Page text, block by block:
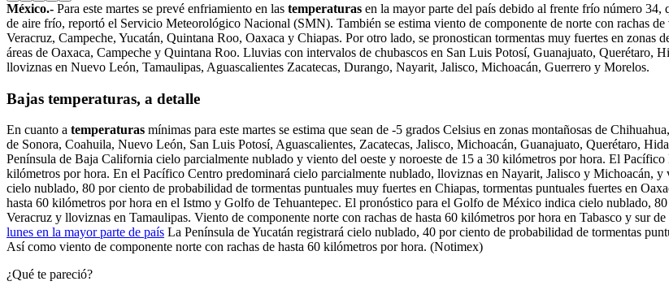
México.- Para este martes se prevé enfriamiento en las temperaturas en la mayor parte del país debido al frente frío número 34,
de aire frío, reportó el Servicio Meteorológico Nacional (SMN). También se estima viento de componente de norte con rachas
Veracruz, Campeche, Yucatán, Quintana Roo, Oaxaca y Chiapas. Por otro lado, se pronostican tormentas muy fuertes en zonas
áreas de Oaxaca, Campeche y Quintana Roo. Lluvias con intervalos de chubascos en San Luis Potosí, Guanajuato,
lloviznas en Nuevo León, Tamaulipas, Aguascalientes Zacatecas, Durango, Nayarit, Jalisco, Michoacán, Guerrero y Morelos.
Bajas temperaturas, a detalle
En cuanto a temperaturas mínimas para este martes se estima que sean de -5 grados Celsius en zonas montañosas de
de Sonora, Coahuila, Nuevo León, San Luis Potosí, Aguascalientes, Zacatecas, Jalisco, Michoacán, Guanajuato, Querétaro,
Península de Baja California cielo parcialmente nublado y viento del oeste y noroeste de 15 a 30 kilómetros por hora. El
kilómetros por hora. En el Pacífico Centro predominará cielo parcialmente nublado, lloviznas en Nayarit, Jalisco y Michoacán,
cielo nublado, 80 por ciento de probabilidad de tormentas puntuales muy fuertes en Chiapas, tormentas puntuales fuertes en
hasta 60 kilómetros por hora en el Istmo y Golfo de Tehuantepec. El pronóstico para el Golfo de México indica cielo nublado,
Veracruz y lloviznas en Tamaulipas. Viento de componente norte con rachas de hasta 60 kilómetros por hora en Tabasco y sur de
lunes en la mayor parte de país La Península de Yucatán registrará cielo nublado, 40 por ciento de probabilidad de tormentas
Así como viento de componente norte con rachas de hasta 60 kilómetros por hora. (Notimex)
¿Qué te pareció?